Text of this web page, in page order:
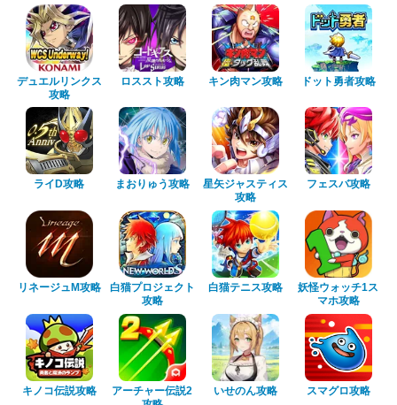
デュエルリンクス
攻略
ロススト攻略 キン肉マン攻略 ドット勇者攻略
ライD攻略 まおりゅう攻略
星矢ジャスティス
攻略
フェスバ攻略
リネージュM攻略
白猫プロジェクト
攻略
白猫テニス攻略
妖怪ウォッチ1ス
マホ攻略
キノコ伝説攻略
アーチャー伝説2
いせのん攻略 スマグロ攻略